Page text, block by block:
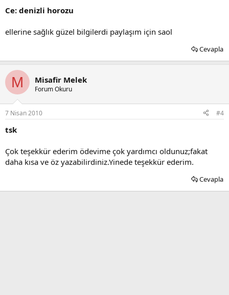
Ce: denizli horozu
ellerine sağlık güzel bilgilerdi paylaşım için saol
Cevapla
M Misafir Melek
Forum Okuru
7 Nisan 2010 #4
tsk
Çok teşekkür ederim ödevime çok yardımcı oldunuz;fakat
daha kısa ve öz yazabilirdiniz.Yinede teşekkür ederim.
Cevapla